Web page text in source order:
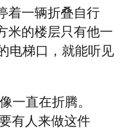
着一辆折叠自行
米的楼层只有他一
电梯口，就能听见
一直在折腾。
有人来做这件